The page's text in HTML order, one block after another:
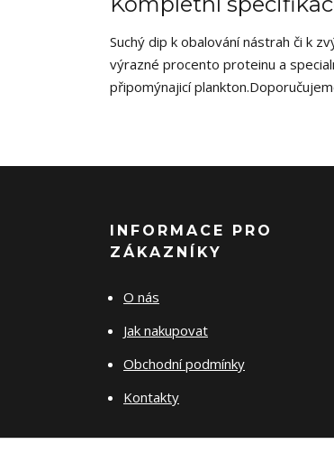
Suchý dip k obalování nástrah či k
výrazné procento proteinu a
připomýnajicí
INFORMACE PRO
ZÁKAZNÍKY
O nás
Jak nakupovat
Obchodní podmínky
Kontakty